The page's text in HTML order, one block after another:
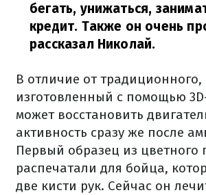
бегать, унижаться,
кредит. Также он очень
рассказал Николай.
В отличие от традиционного,
изготовленный с помощью
может восстановить
активность сразу же после
Первый образец из цветного
распечатали для бойца,
две кисти рук. Сейчас он